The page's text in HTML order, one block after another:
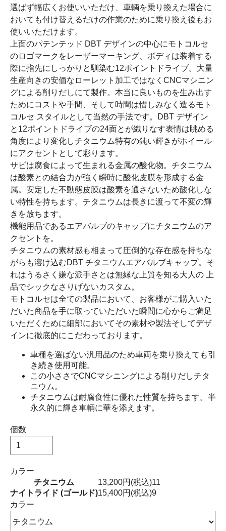
選ばず幅広くお使いいただけ、車輌を乗り換えた場合に
おいても付け替えるだけの作業のために乗り換え後もお
使いいただけます。
上面のパテンテッド DBT デザインの中心にモトコルセ
のロゴマークをレーザーマーキング、ボディは装着する
際に指先にしっかりと馴染む12ポイントドライブ。大量
生産向きの安価なローレット加工ではなくCNCマシニン
グによる削りだしにて製作。本当に良いものを生み出す
ためにコストや手間、そして時間は惜しみなく造るモト
コルセ スタイルとして当然の手法です。DBT デザイン
と12ポイントドライブの24面とが織りなす表情は眺める
角度により変化しチタニウム特有の鈍い輝きがホイール
にアクセントとして彩ります。
サビは腐食によって生まれる金属の酸化物。チタニウム
は酸素との結合力が強く瞬時に酸化皮膜を形成する金
属。安定した不動態皮膜は酸素を通さないため酸化しな
い特性を持ちます。チタニウムは長きに渡って不変の輝
きを放ちます。
機能用品であるエアバルブのキャップにチタニウムのア
クセントを。
チタニウムの素材感も相まって圧倒的な存在感を持ちな
がらも溶け込むDBT チタニウムエアバルブキャップ。そ
れはうるさく嫌な派手さとは無縁な上質を知る大人の 上
品でシックなさりげないカスタム。
モトコルセは全ての製品において、お客様がご購入いた
だいた商品を手に取っていただいた瞬間に心からご満足
いただくために細部においてその素材や製法そしてデザ
インに徹底的にこだわっております。
車種を選ばない汎用品のため車両を乗り換えても引
き続き使用可能。
この小ささでCNCマシニングによる削りだしチタ
ニウム。
チタニウムは耐腐食性に優れた性質を持ちます。半
永久的に輝き車輌に華を添えます。
個数
カラー
チタニウム
13,200円(税込)11
ナイトライド (ゴールド)15,400円(税込)9
カラー